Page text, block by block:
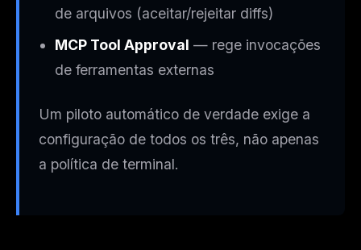
de arquivos (aceitar/rejeitar diffs)
MCP Tool Approval — rege invocações
de ferramentas externas
Um piloto automático de verdade exige a
configuração de todos os três, não apenas
a política de terminal.